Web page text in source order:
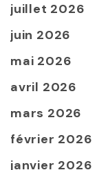
juillet 2026
juin 2026
mai 2026
avril 2026
mars 2026
février 2026
janvier 2026